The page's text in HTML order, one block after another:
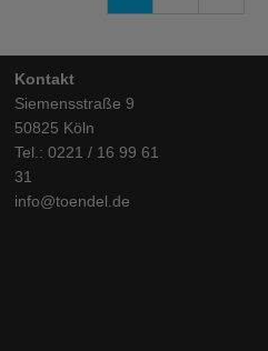
Kontakt
Siemensstraße 9
50825 Köln
Tel.: 0221 / 16 99 61
31
info@toendel.de